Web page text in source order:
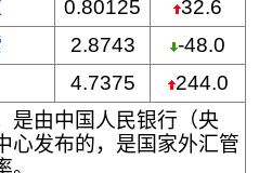
0.80125
32.6
2.8743
-48.0
4.7375
244.0
是由中国人民银行（央
心发布的，是国家外汇管